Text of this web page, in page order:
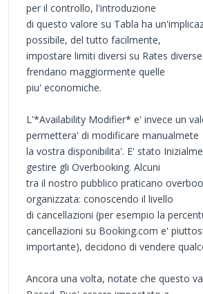
per il controllo, l'introduzione
di questo valore su Tabla ha
possibile, del tutto facilmente,
impostare limiti diversi su Rates
frendano maggiormente quelle
piu' economiche.
L'*Availability Modifier* e' invece un
permettera' di modificare manualmete
la vostra disponibilita'. E' stato
gestire gli Overbooking. Alcuni
tra il nostro pubblico praticano
organizzata: conoscendo il livello
di cancellazioni (per esempio la
cancellazioni su Booking.com e'
importante), decidono di vendere
Ancora una volta, notate che questo